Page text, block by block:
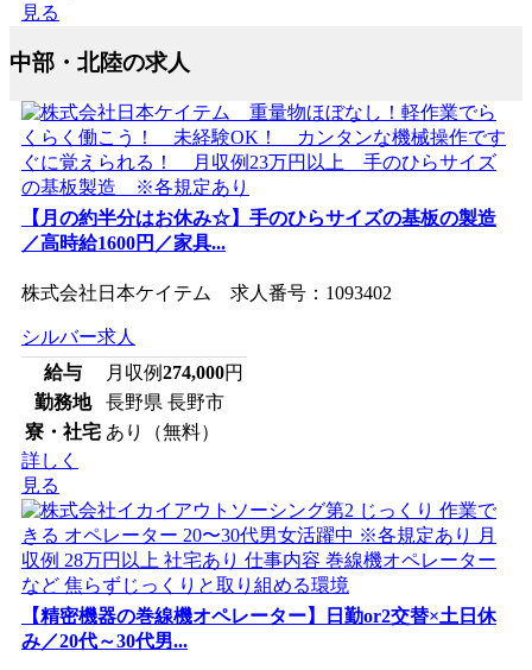
見る
中部・北陸の求人
【月の約半分はお休み☆】手のひらサイズの基板の製造
／高時給1600円／家具...
株式会社日本ケイテム 求人番号：1093402
シルバー求人
給与
月収例274,000円
勤務地
長野県 長野市
寮・社宅 あり（無料）
詳しく
見る
【精密機器の巻線機オペレーター】日勤or2交替×土日休
み／20代～30代男...